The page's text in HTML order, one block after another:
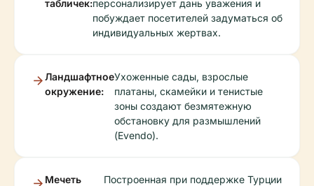
табличек:персонализирует дань уважения и
побуждает посетителей задуматься об
индивидуальных жертвах.
Ландшафтное
окружение:
Ухоженные сады, взрослые
платаны, скамейки и тенистые
зоны создают безмятежную
обстановку для размышлений
(Evendo).
Мечеть
Построенная при поддержке Турции